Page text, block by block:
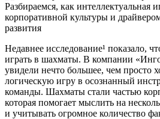
Разбираемся, как интеллектуальная
корпоративной культуры и
развития
Недавнее исследование¹ показало,
играть в шахматы. В компании
увидели нечто большее, чем просто
логическую игру в осознанный
команды. Шахматы стали частью
которая помогает мыслить на
и учитывать огромное количество